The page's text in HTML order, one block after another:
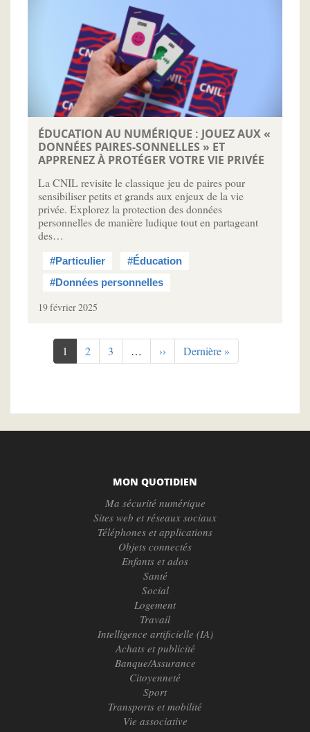
ÉDUCATION AU NUMÉRIQUE : JOUEZ AUX «
DONNÉES PAIRES-SONNELLES » ET
APPRENEZ À PROTÉGER VOTRE VIE PRIVÉE
La CNIL revisite le classique jeu de paires pour
sensibiliser petits et grands aux enjeux de la vie
privée. Explorez la protection des données
personnelles de manière ludique tout en partageant
des…
#Particulier
#Éducation
#Données personnelles
19 février 2025
Pagination
Page
courante
1 Page
2 Page
3 …
Page
suivante
››
Dernière
page
Dernière »
MON QUOTIDIEN
Ma sécurité numérique
Sites web et réseaux sociaux
Téléphones et applications
Objets connectés
Enfants et ados
Santé
Social
Logement
Travail
Intelligence artificielle (IA)
Achats et publicité
Banque/Assurance
Citoyenneté
Sport
Transports et mobilité
Vie associative